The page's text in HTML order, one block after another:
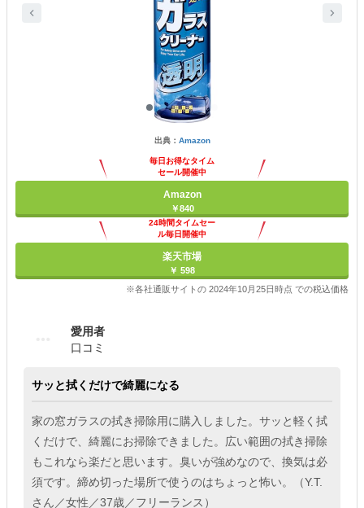
出典： Amazon
毎日お得なタイム
セール開催中
Amazon
￥840
24時間タイムセー
ル毎日開催中
楽天市場
￥ 598
※各社通販サイトの 2024年10月25日時点 での税込価格
愛用者
口コミ
サッと拭くだけで綺麗になる
家の窓ガラスの拭き掃除用に購入しました。サッと軽く拭
くだけで、綺麗にお掃除できました。広い範囲の拭き掃除
もこれなら楽だと思います。臭いが強めなので、換気は必
須です。締め切った場所で使うのはちょっと怖い。（Y.T.
さん／女性／37歳／フリーランス）